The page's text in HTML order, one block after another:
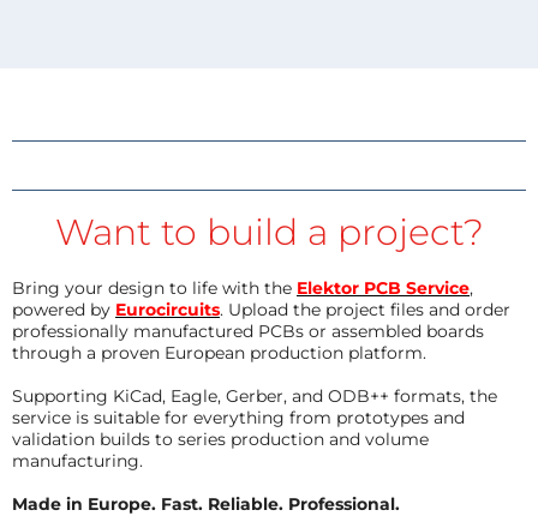
Want to build a project?
Bring your design to life with the Elektor PCB Service,
powered by Eurocircuits. Upload the project files and order
professionally manufactured PCBs or assembled boards
through a proven European production platform.
Supporting KiCad, Eagle, Gerber, and ODB++ formats, the
service is suitable for everything from prototypes and
validation builds to series production and volume
manufacturing.
Made in Europe. Fast. Reliable. Professional.